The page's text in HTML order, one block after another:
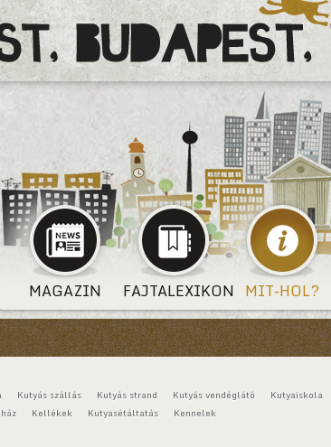
MAGAZIN FAJTALEXIKON MIT-HOL?
Kutyás szállás Kutyás strand Kutyás vendéglátó
Kutyaiskola
Kellékek Kutyasétáltatás Kennelek